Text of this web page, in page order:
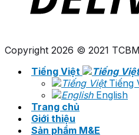
Copyright 2026 © 2021
Tiếng Việt
Tiếng
English
Trang chủ
Giới thiệu
Sản phẩm M&E